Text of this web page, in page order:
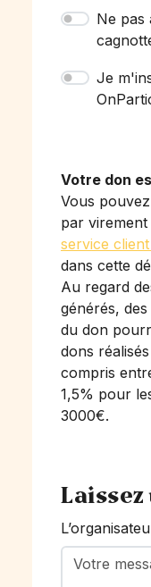
Ne pas
Je
Votre don
Vous
par virement
service client
dans cette
Au regard
générés,
du don
dons
compris
1,5% pour
3000€.
Laissez